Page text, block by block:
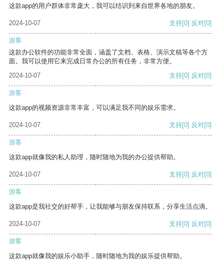
这款app的用户群体非常庞大，我可以结识到来自世界各地的朋友。
2024-10-07 支持[0] 反对[0]
游客
这款办公软件的功能非常全面，涵盖了文档、表格、演示文稿等各个方
面。我可以使用它来完成日常办公的所有任务，非常方便。
2024-10-07
支持[0] 反对[0]
游客
这款app的视频资源非常丰富，可以满足我不同的娱乐需求。
2024-10-07 支持[0] 反对[0]
游客
这款app就像我的私人助理，随时随地为我的办公提供帮助。
2024-10-07 支持[0] 反对[0]
游客
这款app是我社交的好帮手，让我能够与朋友保持联系，分享生活点滴。
2024-10-07 支持[0] 反对[0]
游客
这款app就像我的娱乐小助手，随时随地为我的娱乐提供帮助。